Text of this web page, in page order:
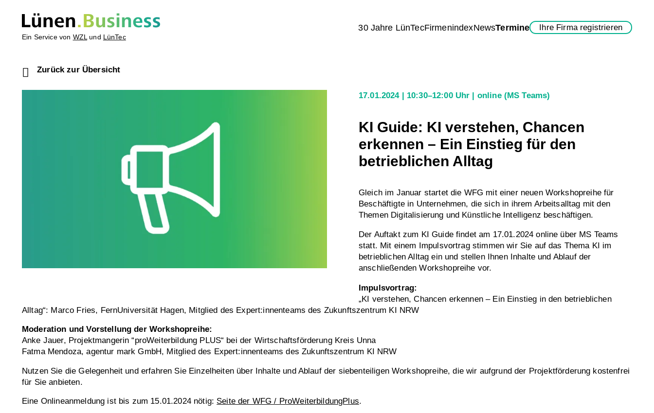
Ein Service von WZL und LünTec
30 Jahre LünTecFirmenindexNewsTermine Ihre Firma registrieren
Zurück zur Übersicht
17.01.2024 10:30–12:00 Uhr online (MS Teams)
KI Guide: KI verstehen, Chancen
erkennen – Ein Einstieg für den
betrieblichen Alltag
Gleich im Januar startet die WFG mit einer neuen Workshopreihe für
Beschäftigte in Unternehmen, die sich in ihrem Arbeitsalltag mit den
Themen Digitalisierung und Künstliche Intelligenz beschäftigen.
Der Auftakt zum KI Guide findet am 17.01.2024 online über MS Teams
statt. Mit einem Impulsvortrag stimmen wir Sie auf das Thema KI im
betrieblichen Alltag ein und stellen Ihnen Inhalte und Ablauf der
anschließenden Workshopreihe vor.
Impulsvortrag:
„KI verstehen, Chancen erkennen – Ein Einstieg in den betrieblichen
Alltag“: Marco Fries, FernUniversität Hagen, Mitglied des Expert:innenteams des Zukunftszentrum KI NRW
Moderation und Vorstellung der Workshopreihe:
Anke Jauer, Projektmangerin “proWeiterbildung PLUS“ bei der Wirtschaftsförderung Kreis Unna
Fatma Mendoza, agentur mark GmbH, Mitglied des Expert:innenteams des Zukunftszentrum KI NRW
Nutzen Sie die Gelegenheit und erfahren Sie Einzelheiten über Inhalte und Ablauf der siebenteiligen Workshopreihe, die wir aufgrund der Projektförderung kostenfrei
für Sie anbieten.
Eine Onlineanmeldung ist bis zum 15.01.2024 nötig: Seite der WFG / ProWeiterbildungPlus.